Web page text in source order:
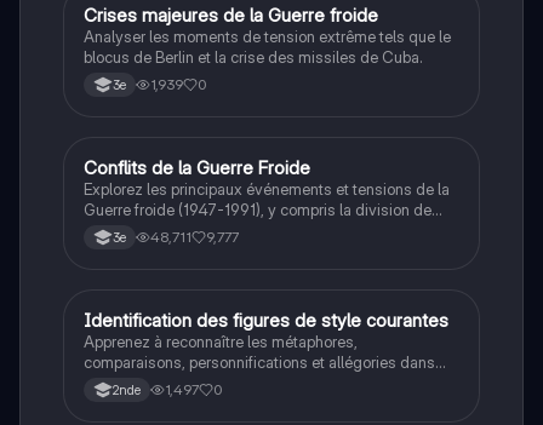
CHistoire
Crises majeures de la Guerre froide
Analyser les moments de tension extrême tels que le
blocus de Berlin et la crise des missiles de Cuba.
3e 1,939 0
Histoire
Conflits de la Guerre Froide
Explorez les principaux événements et tensions de la
Guerre froide (1947-1991), y compris la division de
l'Allemagne, la crise de Cuba, la guerre du Vietnam, et
la course à l'espace. Cette fiche de révision couvre les
historique.
3e 48,711 9,777
IFrançais
Identification des figures de style courantes
Apprenez à reconnaître les métaphores,
comparaisons, personnifications et allégories dans
des phrases simples.
2nde 1,497 0